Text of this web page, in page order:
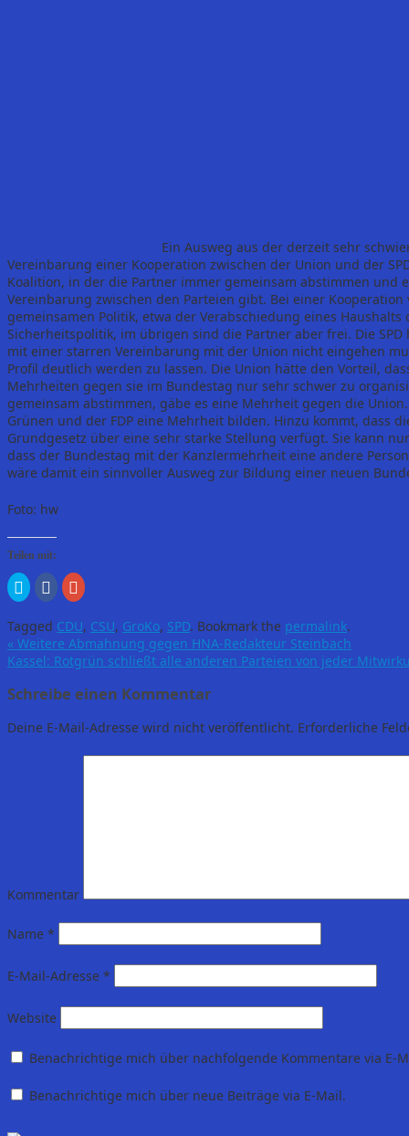
Ein Ausweg aus der derzeit sehr
Vereinbarung einer Kooperation zwischen der Union und der
Koalition, in der die Partner immer gemeinsam abstimmen
Vereinbarung zwischen den Parteien gibt. Bei einer
gemeinsamen Politik, etwa der Verabschiedung eines
Sicherheitspolitik, im übrigen sind die Partner aber frei. Die
mit einer starren Vereinbarung mit der Union nicht eingehen
Profil deutlich werden zu lassen. Die Union hätte den Vorteil,
Mehrheiten gegen sie im Bundestag nur sehr schwer zu
gemeinsam abstimmen, gäbe es eine Mehrheit gegen die
Grünen und der FDP eine Mehrheit bilden. Hinzu kommt, dass
Grundgesetz über eine sehr starke Stellung verfügt. Sie kann
dass der Bundestag mit der Kanzlermehrheit eine andere
wäre damit ein sinnvoller Ausweg zur Bildung einer neuen
Foto: hw
Teilen mit:
Klick,
um
über
zu
teilen
(Wird
in
neuem
geöffnet)
Klick,
um
zu
teilen
(Wird
in
neuem
geöffnet)
Zum
Teilen
anklicken
(Wird
in
neuem
Fenster
Tagged CDU, CSU, GroKo, SPD. Bookmark the permalink.
« Weitere Abmahnung gegen HNA-Redakteur Steinbach
Kassel: Rotgrün schließt alle anderen Parteien von jeder
Schreibe einen Kommentar
Deine E-Mail-Adresse wird nicht veröffentlicht. Erforderliche
Kommentar
Name *
E-Mail-Adresse *
Website
Benachrichtige mich über nachfolgende Kommentare via E-
Benachrichtige mich über neue Beiträge via E-Mail.